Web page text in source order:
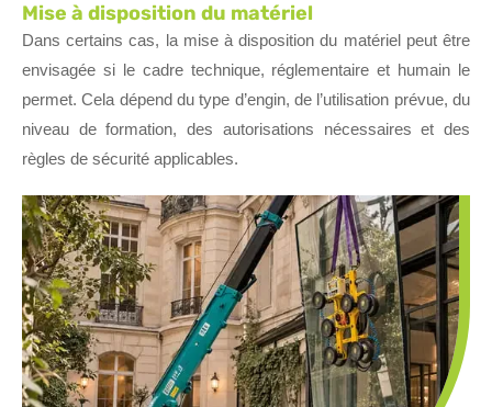
Mise à disposition du matériel
Dans certains cas, la mise à disposition du matériel peut être
envisagée si le cadre technique, réglementaire et humain le
permet. Cela dépend du type d’engin, de l’utilisation prévue, du
niveau de formation, des autorisations nécessaires et des
règles de sécurité applicables.